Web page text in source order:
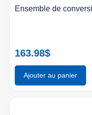
Ensemble de
163.98$
Ajouter au panier